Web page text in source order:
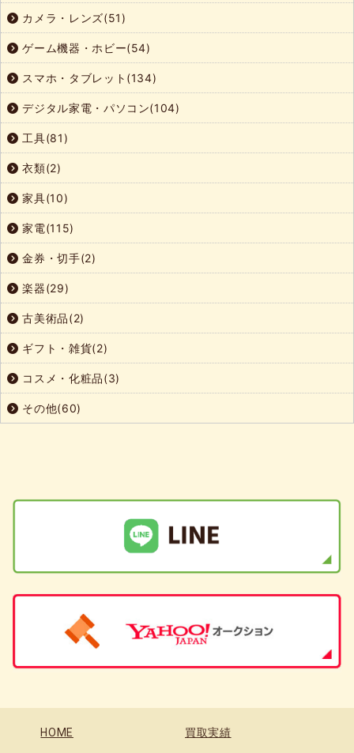
カメラ・レンズ(51)
ゲーム機器・ホビー(54)
スマホ・タブレット(134)
デジタル家電・パソコン(104)
工具(81)
衣類(2)
家具(10)
家電(115)
金券・切手(2)
楽器(29)
古美術品(2)
ギフト・雑貨(2)
コスメ・化粧品(3)
その他(60)
HOME 買取実績